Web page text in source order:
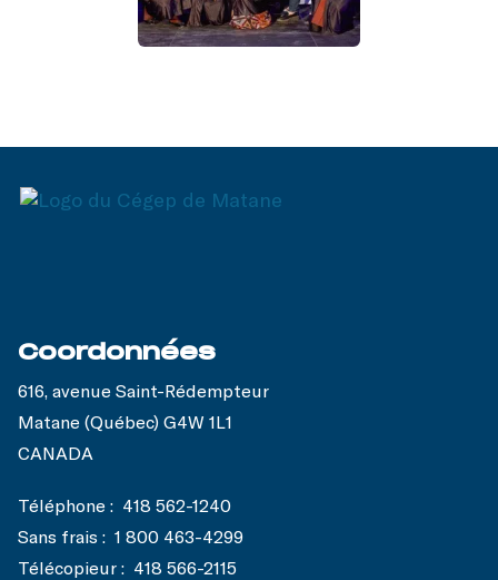
Coordonnées
616, avenue Saint-Rédempteur
Matane (Québec) G4W 1L1
CANADA
Téléphone : 418 562-1240
Sans frais : 1 800 463-4299
Télécopieur : 418 566-2115